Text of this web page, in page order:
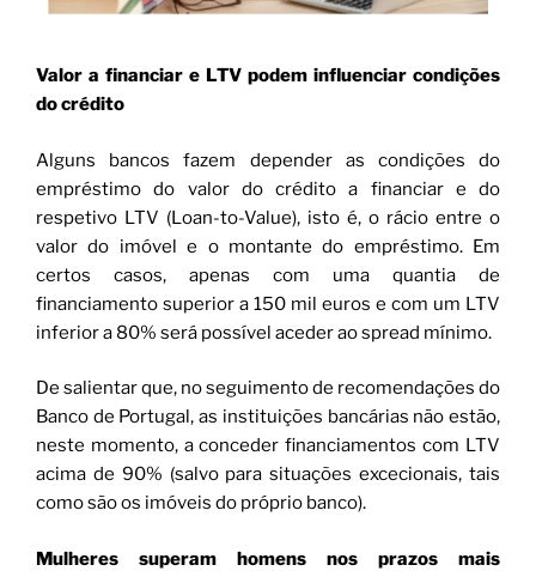
Valor a financiar e LTV podem influenciar condições
do crédito
Alguns bancos fazem depender as condições do
empréstimo do valor do crédito a financiar e do
respetivo LTV (Loan-to-Value), isto é, o rácio entre o
valor do imóvel e o montante do empréstimo. Em
certos casos, apenas com uma quantia de
financiamento superior a 150 mil euros e com um LTV
inferior a 80% será possível aceder ao spread mínimo.
De salientar que, no seguimento de recomendações do
Banco de Portugal, as instituições bancárias não estão,
neste momento, a conceder financiamentos com LTV
acima de 90% (salvo para situações excecionais, tais
como são os imóveis do próprio banco).
Mulheres superam homens nos prazos mais